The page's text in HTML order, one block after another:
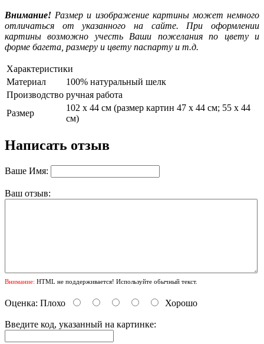
Внимание! Размер и изображение картины может немного
отличаться от указанного на сайте. При оформлении
картины возможно учесть Ваши пожелания по цвету и
форме багета, размеру и цвету паспарту и т.д.
Характеристики
Материал
100% натуральный шелк
Производство ручная работа
Размер
102 х 44 см (размер картин 47 х 44 см; 55 х 44
см)
Написать отзыв
Ваше Имя:
Ваш отзыв:
Внимание: HTML не поддерживается! Используйте обычный текст.
Оценка: Плохо Хорошо
Введите код, указанный на картинке: